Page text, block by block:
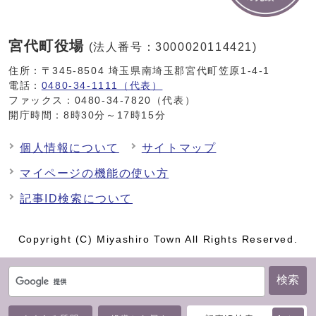
検索
宮代町役場 (法人番号：3000020114421)
住所：〒345-8504 埼玉県南埼玉郡宮代町笠原1-4-1
電話： 0480-34-1111（代表）
ファックス：0480-34-7820（代表）
開庁時間：8時30分～17時15分
個人情報について サイトマップ
マイページの機能の使い方
記事ID検索について
Copyright (C) Miyashiro Town All Rights Reserved.